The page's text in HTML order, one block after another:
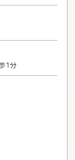
1分